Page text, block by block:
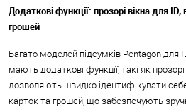
Додаткові функції: прозорі вікна для
грошей
Багато моделей підсумків Pentagon для
мають додаткові функції, такі як
дозволяють швидко ідентифікувати
карток та грошей, що забезпечують